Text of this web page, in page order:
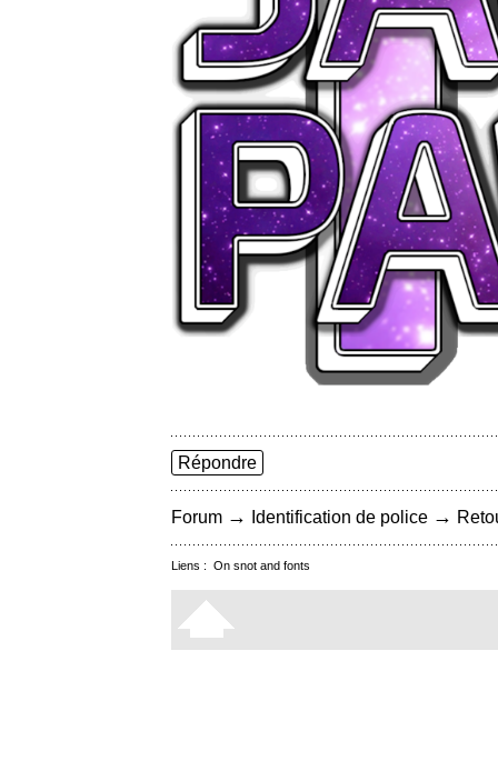
Répondre
Forum → Identification de police →
Liens : On snot and fonts